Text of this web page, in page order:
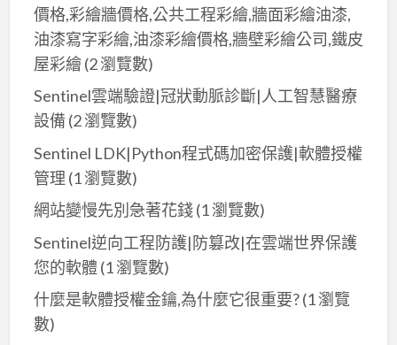
價格,彩繪牆價格,公共工程彩繪,牆面彩繪油漆,
油漆寫字彩繪,油漆彩繪價格,牆壁彩繪公司,鐵皮
屋彩繪(2 瀏覽數)
Sentinel雲端驗證|冠狀動脈診斷|人工智慧醫療
設備 (2 瀏覽數)
Sentinel LDK|Python程式碼加密保護|軟體授權
管理 (1 瀏覽數)
網站變慢先別急著花錢(1 瀏覽數)
Sentinel逆向工程防護|防篡改|在雲端世界保護
您的軟體(1 瀏覽數)
什麼是軟體授權金鑰,為什麼它很重要?(1 瀏覽
數)